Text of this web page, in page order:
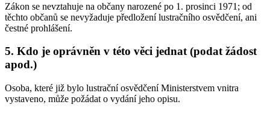
Zákon se nevztahuje na občany narozené po 1. prosinci 1971; od
těchto občanů se nevyžaduje předložení lustračního osvědčení, ani
čestné prohlášení.
5. Kdo je oprávněn v této věci jednat (podat žádost
apod.)
Osoba, které již bylo lustrační osvědčení Ministerstvem vnitra
vystaveno, může požádat o vydání jeho opisu.